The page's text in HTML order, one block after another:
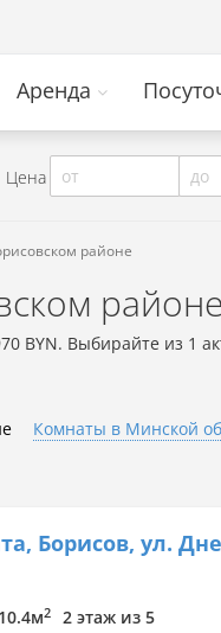
Аренда
Цена от до
районе
районе
BYN. Выбирайте из 1
Комнаты в Минской
Борисов, ул.
2
2 этаж из 5